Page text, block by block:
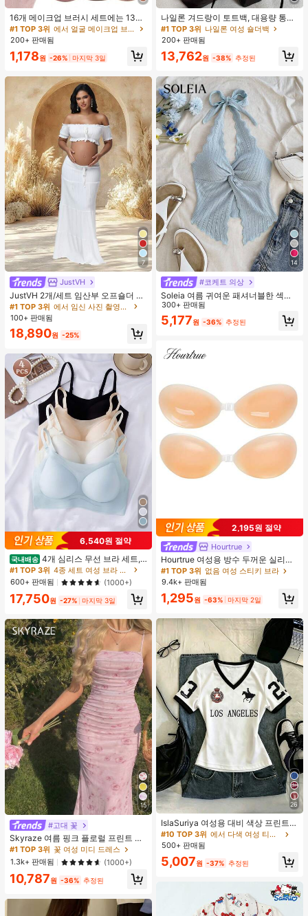
16개 메이크업 브러시 세트에는 13개
메이크업 브러시, 1개 눈물 모양 메이
크업 스펀지, 1개 둥근 쿠션 파우더 브
러시, 1개 삼각형 메이크업 스펀지가
포함되어 있습니다 - 클래식 세트. 부
드럽고 피부 친화적인 합성 모로 만들
어졌습니다. 여성과 소녀에게 완벽하
며, 가을과 겨울에 이상적입니다.
#1 TOP 3위
에서 얼굴 메이크업 브러시 세트
200+ 판매됨
1,178원 -26% 마지막 3일
7
JustVH
JustVH 2개/세트 임산부 오프숄더 러
플 헴 크롭 탑과 플로잉 맥시 스커트
세트, 사진 촬영과 비치웨어에 적합한
봄 화이트 가을
#1 TOP 3위
에서 임신 사진 촬영용 의상
100+ 판매됨
18,890원 -25%
6,540원 절약
국내배송 4개 심리스 무선 브라 세트,
작은 가슴 보정, 초박형 통기성 아이스
실크 섹시 편안한 백리스 란제리 브라,
조절 가능
#1 TOP 3위
4종 세트 여성 브라 & 브랄렛
600+ 판매됨
(1000+)
17,750원 -27% 마지막 3일
15
#고대 꽃
Skyraze 여름 핑크 플로럴 프린트 주
름 메쉬 캐미 롱 드레스, 여름 드레스,
봄 옷
#1 TOP 3위 꽃 여성 미디 드레스
1.3k+ 판매됨
(1000+)
10,787원 -36% 추정된
나일론 겨드랑이 토트백, 대용량 통근
숄더백, 작은 메이크업 백 포함, 펜던
트 미포함, 가벼운 일상 핸드백 (펜던
트 미포함)
#1 TOP 3위 나일론 여성 숄더백
200+ 판매됨
13,762원 -38% 추정된
14
#코케트 의상
Soleia 여름 귀여운 패셔너블한 섹시
한 홀터 타이 트위스트 오픈 백 탑
300+ 판매됨
5,177원 -36% 추정된
2,195원 절약
Hourtrue
Hourtrue 여성용 방수 두꺼운 실리콘
가슴 페탈, 작은 가슴 리프트업 & 푸시
인용, 웨딩 촬영 및 들러리용
#1 TOP 3위 없음 여성 스티키 브라
9.4k+ 판매됨
1,295원 -63% 마지막 2일
26
IslaSuriya 여성용 대비 색상 프린트 V
넥 슬림핏 반팔 티셔츠
#10 TOP 3위
에서 다색 여성 티셔츠
500+ 판매됨
5,007원 -37% 추정된